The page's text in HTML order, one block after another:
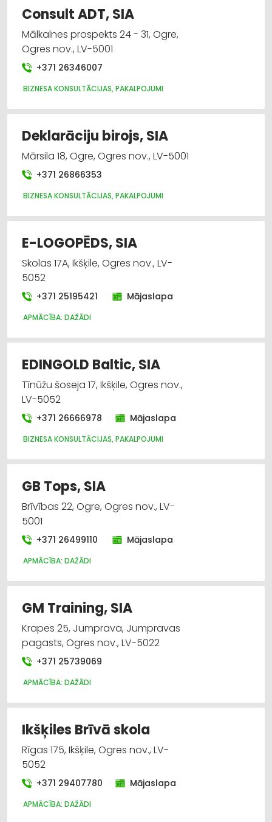
Consult ADT, SIA
Mālkalnes prospekts 24 - 31, Ogre,
Ogres nov., LV-5001
+371 26346007
BIZNESA KONSULTĀCIJAS, PAKALPOJUMI
Deklarāciju birojs, SIA
Mārsila 18, Ogre, Ogres nov., LV-5001
+371 26866353
BIZNESA KONSULTĀCIJAS, PAKALPOJUMI
E-LOGOPĒDS, SIA
Skolas 17A, Ikšķile, Ogres nov., LV-
5052
+371 25195421 Mājaslapa
APMĀCĪBA: DAŽĀDI
EDINGOLD Baltic, SIA
Tīnūžu šoseja 17, Ikšķile, Ogres nov.,
LV-5052
+371 26666978 Mājaslapa
BIZNESA KONSULTĀCIJAS, PAKALPOJUMI
GB Tops, SIA
Brīvības 22, Ogre, Ogres nov., LV-
5001
+371 26499110 Mājaslapa
APMĀCĪBA: DAŽĀDI
GM Training, SIA
Krapes 25, Jumprava, Jumpravas
pagasts, Ogres nov., LV-5022
+371 25739069
APMĀCĪBA: DAŽĀDI
Ikšķiles Brīvā skola
Rīgas 175, Ikšķile, Ogres nov., LV-
5052
+371 29407780 Mājaslapa
APMĀCĪBA: DAŽĀDI